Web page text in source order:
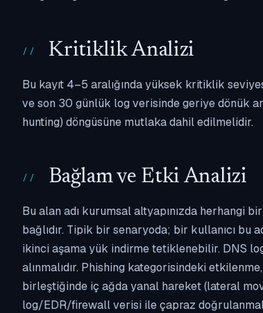
Kritiklik Analizi
Bu kayıt 4–5 aralığında yüksek kritiklik
ve son 30 günlük log verisinde geriye dönük
hunting) döngüsüne mutlaka dahil edilmelidir.
Bağlam ve Etki Analizi
Bu alan adı kurumsal altyapınızda herhangi
bağlıdır. Tipik bir senaryoda; bir kullanıcı bu
ikinci aşama yük indirme tetiklenebilir. DNS
alınmalıdır. Phishing kategorisindeki
birleştiğinde iç ağda yanal hareket (lateral
log/EDR/firewall verisi ile çapraz